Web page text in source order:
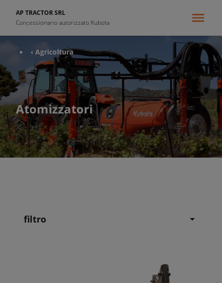
AP TRACTOR SRL
Concessionario autorizzato Kubota
‹ Agricoltura
Atomizzatori
filtro